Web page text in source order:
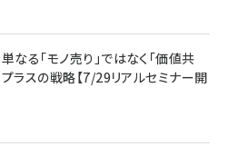
なる「モノ売り」ではなく「価値共
ラスの戦略【7/29リアルセミナー開